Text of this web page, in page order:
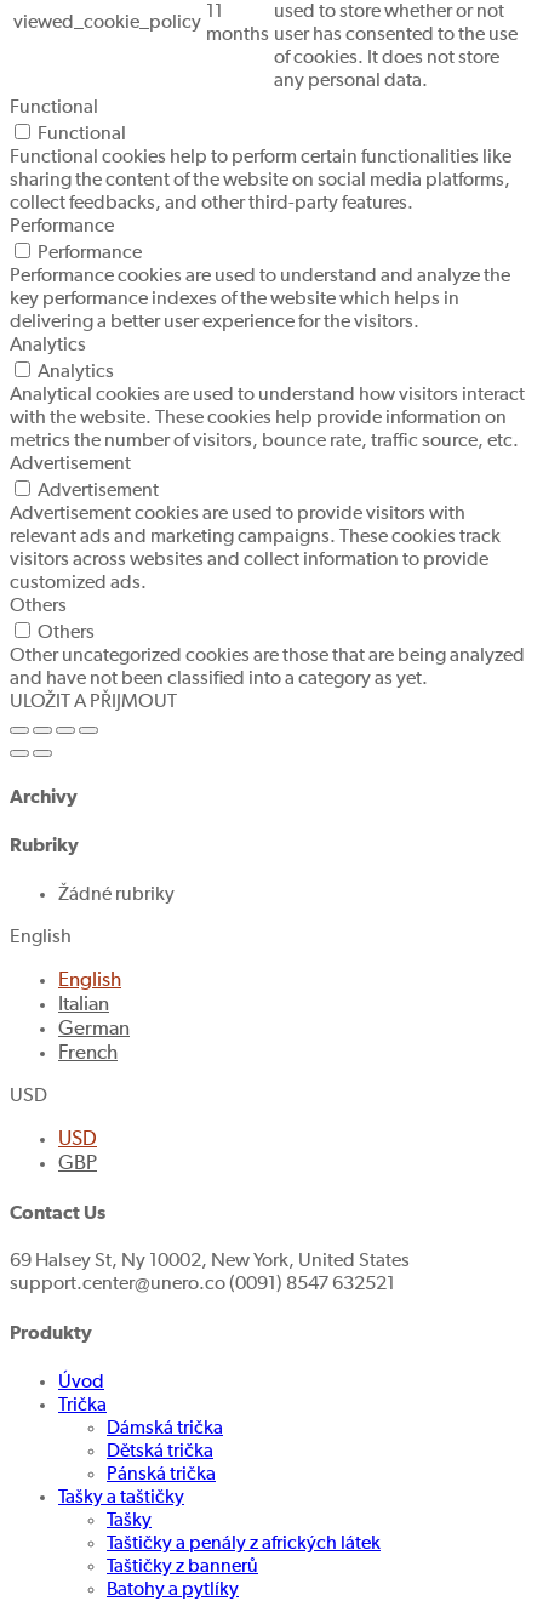
viewed_cookie_policy
months
used to store whether or not
user has consented to the use
of cookies. It does not store
any personal data.
Functional
Functional
Functional cookies help to perform certain functionalities like
sharing the content of the website on social media platforms,
collect feedbacks, and other third-party features.
Performance
Performance
Performance cookies are used to understand and analyze the
key performance indexes of the website which helps in
delivering a better user experience for the visitors.
Analytics
Analytics
Analytical cookies are used to understand how visitors interact
with the website. These cookies help provide information on
metrics the number of visitors, bounce rate, traffic source, etc.
Advertisement
Advertisement
Advertisement cookies are used to provide visitors with
relevant ads and marketing campaigns. These cookies track
visitors across websites and collect information to provide
customized ads.
Others
Others
Other uncategorized cookies are those that are being analyzed
and have not been classified into a category as yet.
ULOŽIT A PŘIJMOUT
Archivy
Rubriky
Žádné rubriky
English
English
Italian
German
French
USD
USD
GBP
Contact Us
69 Halsey St, Ny 10002, New York, United States
support.center@unero.co (0091) 8547 632521
Produkty
Úvod
Trička
Dámská trička
Dětská trička
Pánská trička
Tašky a taštičky
Tašky
Taštičky a penály z afrických látek
Taštičky z bannerů
Batohy a pytlíky